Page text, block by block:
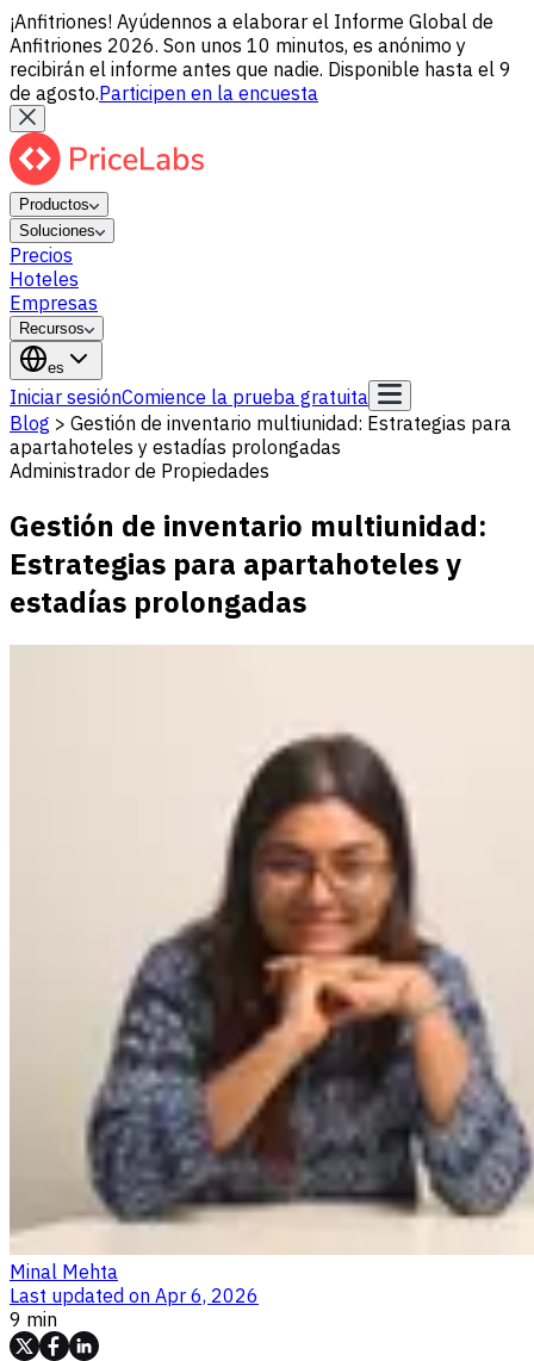
¡Anfitriones! Ayúdennos a elaborar el Informe Global de
Anfitriones 2026. Son unos 10 minutos, es anónimo y
recibirán el informe antes que nadie. Disponible hasta el 9
de agosto.Participen en la encuesta
Productos
Soluciones
Precios
Hoteles
Empresas
Recursos
es
Iniciar sesiónComience la prueba gratuita
Blog > Gestión de inventario multiunidad: Estrategias para
apartahoteles y estadías prolongadas
Administrador de Propiedades
Gestión de inventario multiunidad:
Estrategias para apartahoteles y
estadías prolongadas
Minal Mehta
Last updated on Apr 6, 2026
9 min